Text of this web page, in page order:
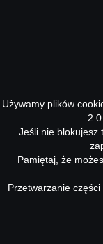
Używamy plików
Jeśli nie blokujesz
Pamiętaj, że
Przetwarzanie